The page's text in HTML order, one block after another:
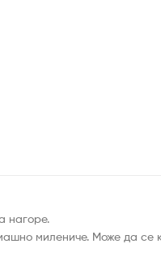
нагоре.
милениче. Може да се